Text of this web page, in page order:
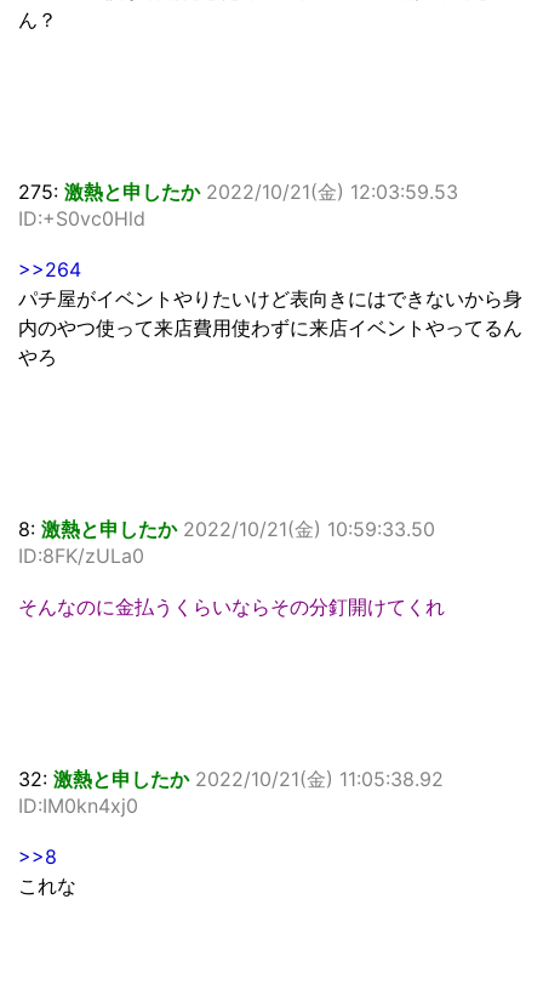
ん？
275: 激熱と申したか 2022/10/21(金) 12:03:59.53
ID:+S0vc0Hld
>>264
パチ屋がイベントやりたいけど表向きにはできないから身
内のやつ使って来店費用使わずに来店イベントやってるん
やろ
8: 激熱と申したか 2022/10/21(金) 10:59:33.50
ID:8FK/zULa0
そんなのに金払うくらいならその分釘開けてくれ
32: 激熱と申したか 2022/10/21(金) 11:05:38.92
ID:IM0kn4xj0
>>8
これな